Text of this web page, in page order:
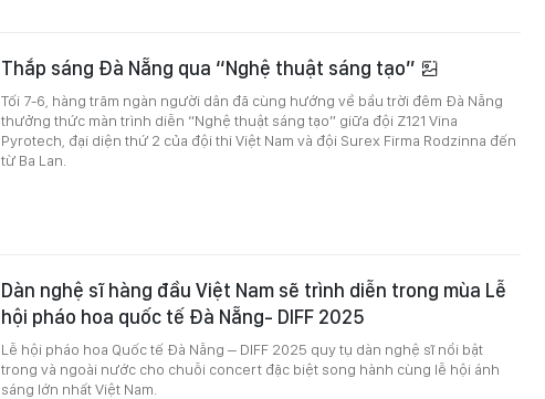
Thắp sáng Đà Nẵng qua “Nghệ thuật sáng tạo”
Tối 7-6, hàng trăm ngàn người dân đã cùng hướng về bầu trời đêm Đà Nẵng
thưởng thức màn trình diễn “Nghệ thuật sáng tạo” giữa đội Z121 Vina
Pyrotech, đại diện thứ 2 của đội thi Việt Nam và đội Surex Firma Rodzinna đến
từ Ba Lan.
Dàn nghệ sĩ hàng đầu Việt Nam sẽ trình diễn trong mùa Lễ
hội pháo hoa quốc tế Đà Nẵng- DIFF 2025
Lễ hội pháo hoa Quốc tế Đà Nẵng – DIFF 2025 quy tụ dàn nghệ sĩ nổi bật
trong và ngoài nước cho chuỗi concert đặc biệt song hành cùng lễ hội ánh
sáng lớn nhất Việt Nam.